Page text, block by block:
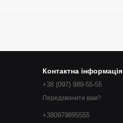
Контактна інформація
+38 (097) 989-55-55
Передзвонити вам?
+380979895555